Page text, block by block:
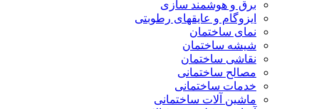
برق و هوشمند سازی
ایزوگام و عایقهای رطوبتی
نمای ساختمان
شیشه ساختمان
نقاشی ساختمان
مصالح ساختمانی
خدمات ساختمانی
ماشین آلات ساختمانی